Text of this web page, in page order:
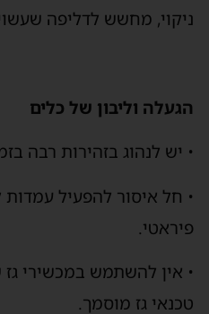
ניקוי, מחשש לדליפה
הגעלה וליבון של כלים
• יש לנהוג בזהירות רבה
• חל איסור להפעיל
פיראטי.
• אין להשתמש במכשירי גז
טכנאי גז מוסמך.